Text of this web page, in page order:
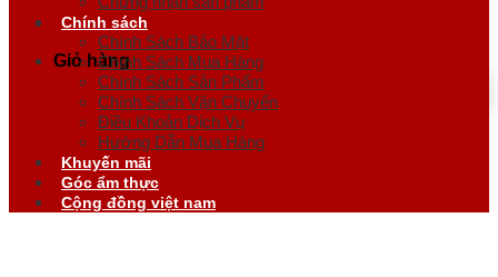
Giỏ hàng
Chính sách
Chính Sách Bảo Mật
Chính Sách Mua Hàng
Chính Sách Sản Phẩm
Chính Sách Vận Chuyển
Điều Khoản Dịch Vụ
Hướng Dẫn Mua Hàng
Khuyến mãi
Góc ẩm thực
Cộng đồng việt nam